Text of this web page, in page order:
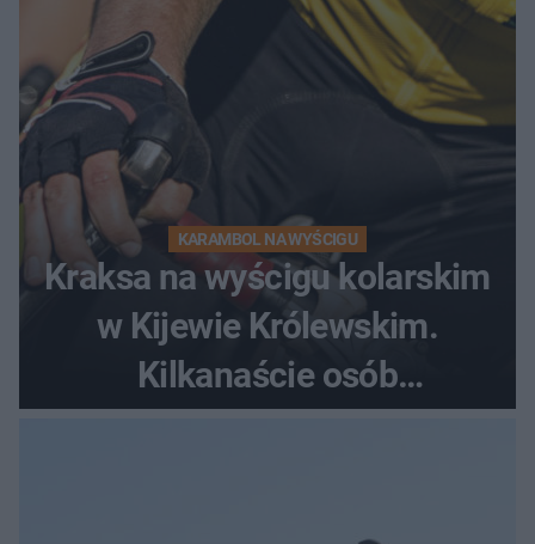
KARAMBOL NA WYŚCIGU
Kraksa na wyścigu kolarskim
w Kijewie Królewskim.
Kilkanaście osób
poszkodowanych, lądował